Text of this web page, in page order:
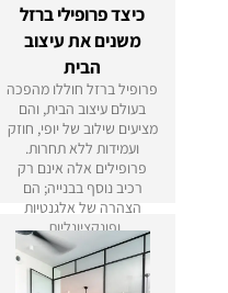
כיצד פרופילי ברזל
משנים את עיצוב
הבית
פרופיל ברזל חוללו מהפכה
בעולם עיצוב הבית, והם
מציעים שילוב של יופי, חוזק
ועמידות ללא תחרות.
פרופילים אלה אינם רק
רכיב נוסף בבנייה; הם
הצהרה של אלגנטיות
ופונקציונליות.